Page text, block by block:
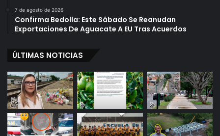
7 de agosto de 2026
Confirma Bedolla: Este Sábado Se Reanudan
Exportaciones De Aguacate A EU Tras Acuerdos
ÚLTIMAS NOTICIAS